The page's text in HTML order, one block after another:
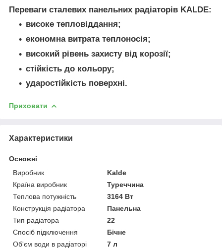
Переваги сталевих панельних радіаторів KALDE:
високе тепловіддання;
економна витрата теплоносія;
високий рівень захисту від корозії;
стійкість до кольору;
ударостійкість поверхні.
Приховати
Характеристики
Основні
Виробник
Kalde
Країна виробник
Туреччина
Теплова потужність
3164 Вт
Конструкція радіатора
Панельна
Тип радіатора
22
Спосіб підключення
Бічне
Об'єм води в радіаторі
7 л